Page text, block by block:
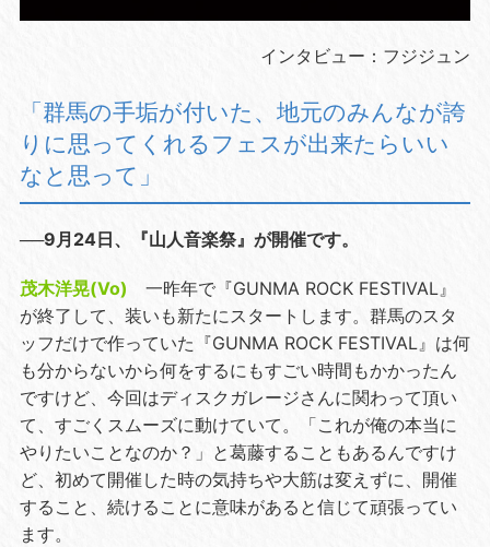
インタビュー：フジジュン
「群馬の手垢が付いた、地元のみんなが誇
りに思ってくれるフェスが出来たらいい
なと思って」
──9月24日、『山人音楽祭』が開催です。
茂木洋晃(Vo) 一昨年で『GUNMA ROCK FESTIVAL』
が終了して、装いも新たにスタートします。群馬のスタ
ッフだけで作っていた『GUNMA ROCK FESTIVAL』は何
も分からないから何をするにもすごい時間もかかったん
ですけど、今回はディスクガレージさんに関わって頂い
て、すごくスムーズに動けていて。「これが俺の本当に
やりたいことなのか？」と葛藤することもあるんですけ
ど、初めて開催した時の気持ちや大筋は変えずに、開催
すること、続けることに意味があると信じて頑張ってい
ます。